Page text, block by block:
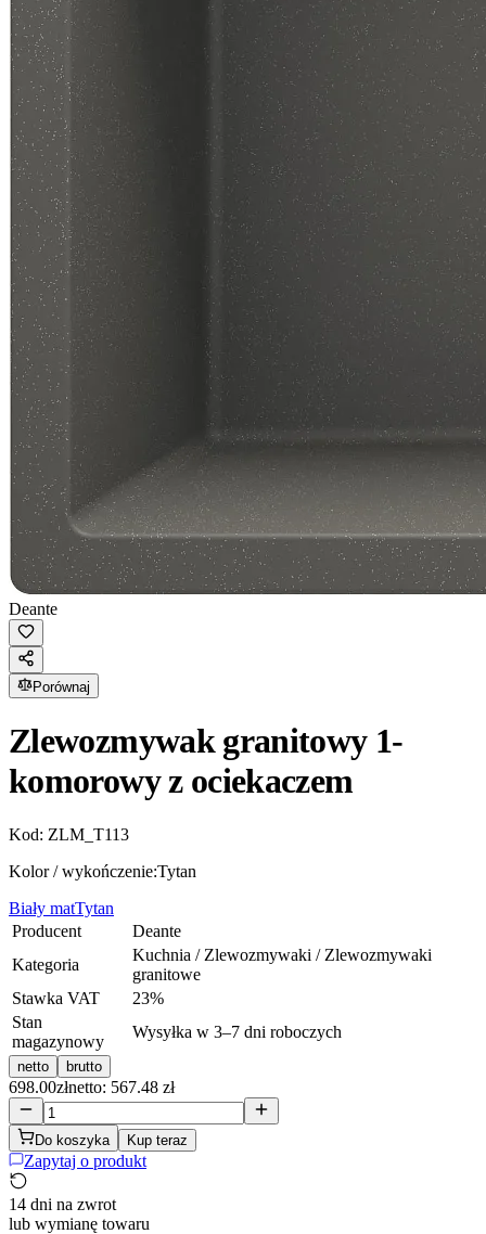
Deante
Porównaj
Zlewozmywak granitowy 1-
komorowy z ociekaczem
Kod: ZLM_T113
Kolor / wykończenie:Tytan
Biały matTytan
Producent
Deante
Kategoria
Kuchnia / Zlewozmywaki / Zlewozmywaki
granitowe
Stawka VAT
23%
Stan
magazynowy
Wysyłka w 3–7 dni roboczych
netto brutto
698.00złnetto: 567.48 zł
Do koszyka Kup teraz
Zapytaj o produkt
14 dni na zwrot
lub wymianę towaru